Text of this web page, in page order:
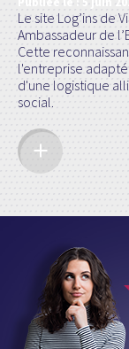
Le site Log’ins de
Ambassadeur de
Cette
l'entreprise
d'une logistique
social.